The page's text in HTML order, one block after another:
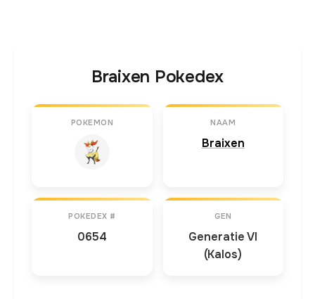
Braixen Pokedex
POKEMON NAAM
Braixen
POKEDEX #
0654
GEN
Generatie VI
(Kalos)